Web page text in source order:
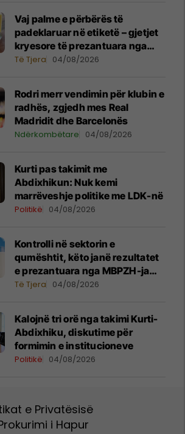
Vaj palme e përbërës të
padeklaruar në etiketë – gjetjet
kryesore të prezantuara nga
AUV-i pas kontrollit në sektorin
Të Tjera 04/08/2026
Rodri merr vendimin për klubin e
radhës, zgjedh mes Real
Madridit dhe Barcelonës
Ndërkombëtare 04/08/2026
Kurti pas takimit me
Abdixhikun: Nuk kemi
marrëveshje politike me LDK-në
Politikë 04/08/2026
Kontrolli në sektorin e
qumështit, këto janë rezultatet
e prezantuara nga MBPZH-ja
dhe AUV
Të Tjera 04/08/2026
Kalojnë tri orë nga takimi Kurti-
Abdixhiku, diskutime për
formimin e institucioneve
Politikë 04/08/2026
e Privatësisë
i Hapur